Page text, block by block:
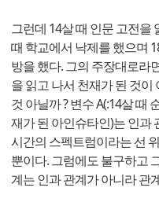
그런데 14살 때 인문 고전을
때 학교에서 낙제를 했으며
방을 했다. 그의 주장대로라
을 읽고 나서 천재가 된 것
것 아닐까 ? 변수 A(:14살 때
재가 된 아인슈타인)는 인과
시간의 스펙트럼이라는 선
뿐이다. 그럼에도 불구하고
계는 인과 관계가 아니라 관